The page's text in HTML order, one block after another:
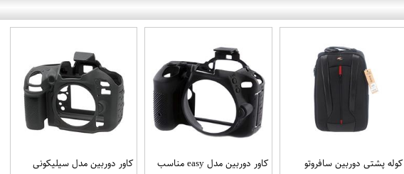
کوله پشتی دوربین سافروتو
کاور دوربین مدل easy مناسب
کاور دوربین مدل سیلیکونی